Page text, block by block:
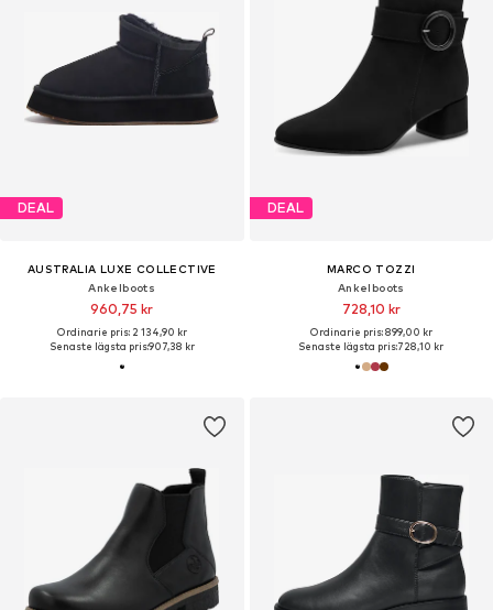
DEAL
AUSTRALIA LUXE COLLECTIVE
Ankelboots
960,75 kr
Ordinarie pris: 2 134,90 kr
Senaste lägsta pris:907,38 kr
DEAL
MARCO TOZZI
Ankelboots
728,10 kr
Ordinarie pris: 899,00 kr
Senaste lägsta pris:728,10 kr